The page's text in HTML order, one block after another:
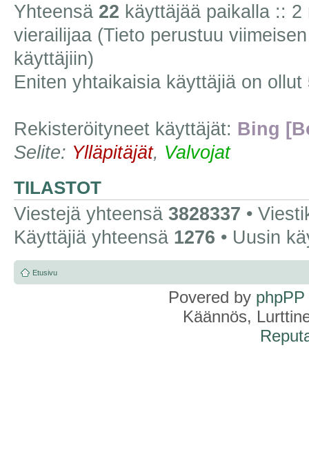
Yhteensä 22 käyttäjää paikalla ::
vierailijaa (Tieto perustuu
käyttäjiin)
Eniten yhtaikaisia käyttäjiä on ollut
Rekisteröityneet käyttäjät: Bing
Selite: Ylläpitäjät, Valvojat
TILASTOT
Viestejä yhteensä 3828337 •
Käyttäjiä yhteensä 1276 • Uusin
Etusivu
Povered by phpPP
Käännös,